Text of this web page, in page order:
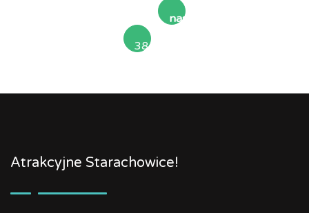
38
następna
Atrakcyjne Starachowice!